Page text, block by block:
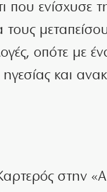
που ενίσχυσε
οπότε με
ηγεσίας και
στην